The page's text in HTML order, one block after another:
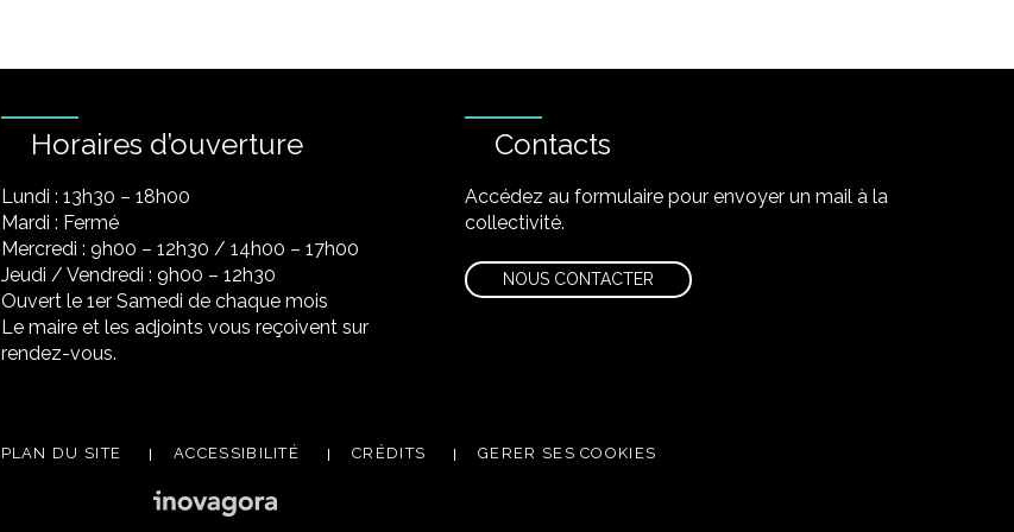
Horaires d’ouverture
Lundi : 13h30 – 18h00
Mardi : Fermé
Mercredi : 9h00 – 12h30 / 14h00 – 17h00
Jeudi / Vendredi : 9h00 – 12h30
Ouvert le 1er Samedi de chaque mois
Le maire et les adjoints vous reçoivent sur
rendez-vous.
Contacts
Accédez au formulaire pour envoyer un mail à la
collectivité.
NOUS CONTACTER
PLAN DU SITE ACCESSIBILITÉ CRÉDITS GERER SES COOKIES